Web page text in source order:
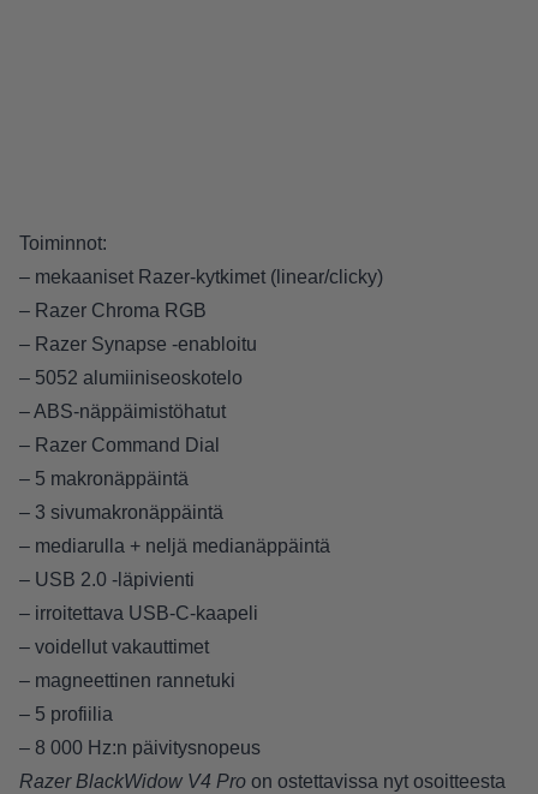
Toiminnot:
– mekaaniset Razer-kytkimet (linear/clicky)
– Razer Chroma RGB
– Razer Synapse -enabloitu
– 5052 alumiiniseoskotelo
– ABS-näppäimistöhatut
– Razer Command Dial
– 5 makronäppäintä
– 3 sivumakronäppäintä
– mediarulla + neljä medianäppäintä
– USB 2.0 -läpivienti
– irroitettava USB-C-kaapeli
– voidellut vakauttimet
– magneettinen rannetuki
– 5 profiilia
– 8 000 Hz:n päivitysnopeus
Razer BlackWidow V4 Pro on ostettavissa nyt osoitteesta